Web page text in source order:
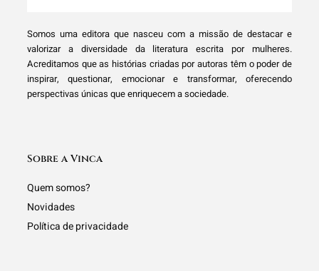
Somos uma editora que nasceu com a missão de destacar e
valorizar a diversidade da literatura escrita por mulheres.
Acreditamos que as histórias criadas por autoras têm o poder de
inspirar, questionar, emocionar e transformar, oferecendo
perspectivas únicas que enriquecem a sociedade.
Sobre a Vinca
Quem somos?
Novidades
Política de privacidade